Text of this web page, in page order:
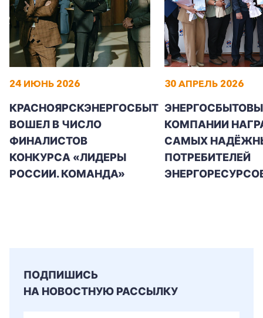
24 ИЮНЬ 2026
КРАСНОЯРСКЭНЕРГОСБЫТ
ВОШЕЛ В ЧИСЛО
ФИНАЛИСТОВ
КОНКУРСА «ЛИДЕРЫ
РОССИИ. КОМАНДА»
30 АПРЕЛЬ 2026
КОМПАНИИ
САМЫХ
ПОТРЕБИТЕЛЕЙ
ПОДПИШИСЬ
НА НОВОСТНУЮ РАССЫЛКУ